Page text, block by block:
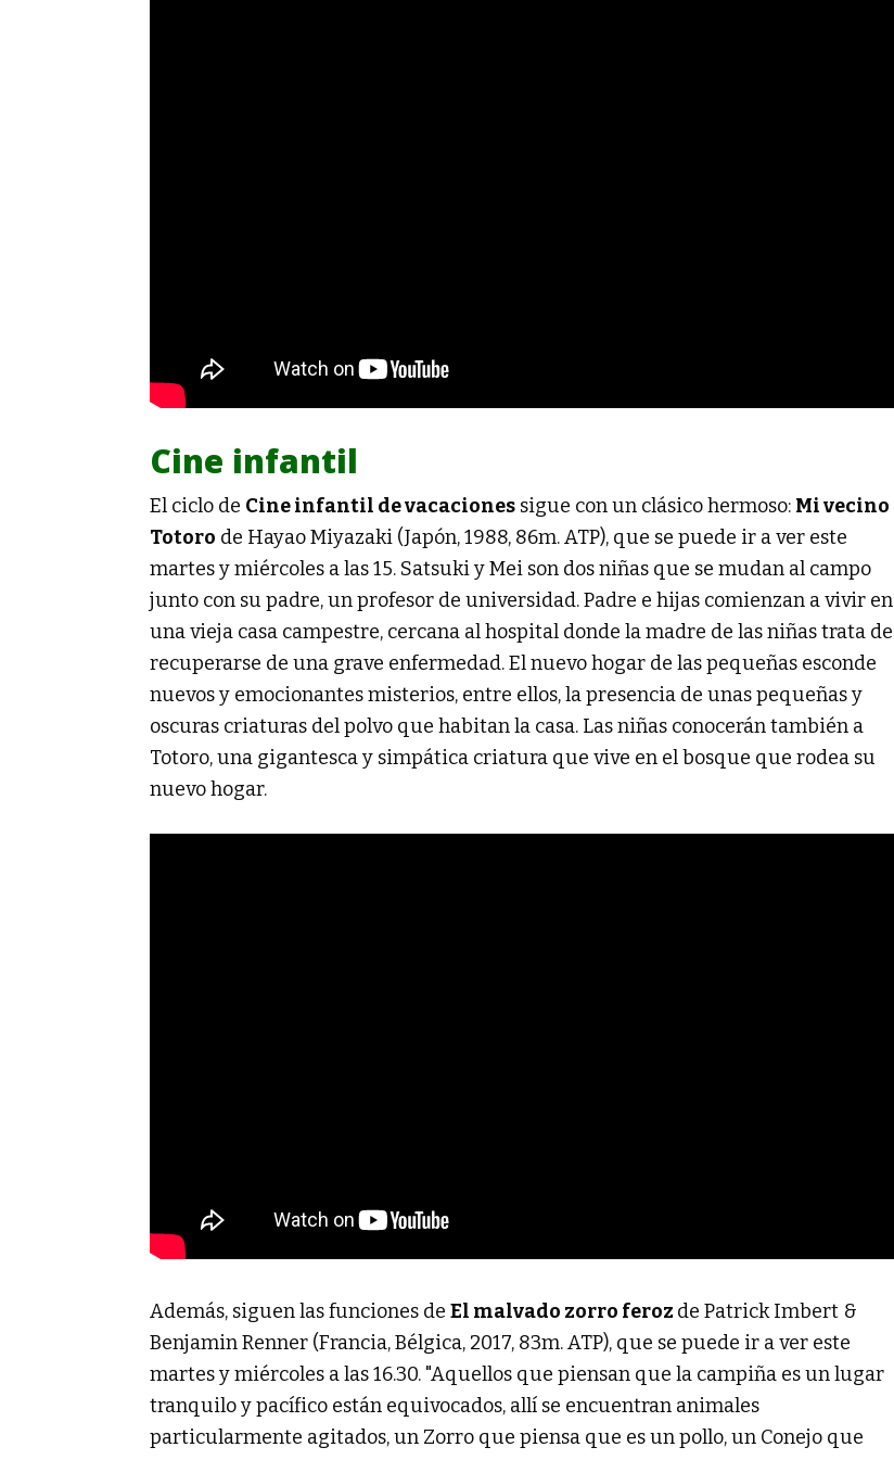
Cine infantil
El ciclo de Cine infantil de vacaciones sigue con un clásico hermoso: Mi vecino
Totoro de Hayao Miyazaki (Japón, 1988, 86m. ATP), que se puede ir a ver este
martes y miércoles a las 15. Satsuki y Mei son dos niñas que se mudan al campo
junto con su padre, un profesor de universidad. Padre e hijas comienzan a vivir en
una vieja casa campestre, cercana al hospital donde la madre de las niñas trata de
recuperarse de una grave enfermedad. El nuevo hogar de las pequeñas esconde
nuevos y emocionantes misterios, entre ellos, la presencia de unas pequeñas y
oscuras criaturas del polvo que habitan la casa. Las niñas conocerán también a
Totoro, una gigantesca y simpática criatura que vive en el bosque que rodea su
nuevo hogar.
Además, siguen las funciones de El malvado zorro feroz de Patrick Imbert &
Benjamin Renner (Francia, Bélgica, 2017, 83m. ATP), que se puede ir a ver este
martes y miércoles a las 16.30. "Aquellos que piensan que la campiña es un lugar
tranquilo y pacífico están equivocados, allí se encuentran animales
particularmente agitados, un Zorro que piensa que es un pollo, un Conejo que